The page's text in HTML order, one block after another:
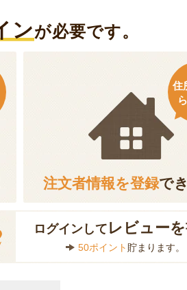
ンが必要です。
注文者情報を登録で
住
ログインして レビューを
50ポイント 貯まります。